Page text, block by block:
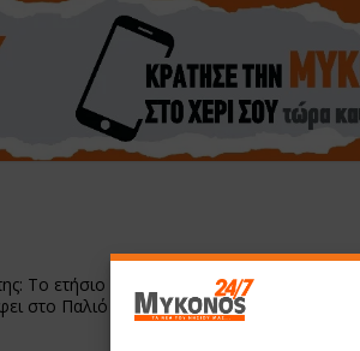
Το ετήσιο Παζάρι της
στο Παλιό Λιμάνι